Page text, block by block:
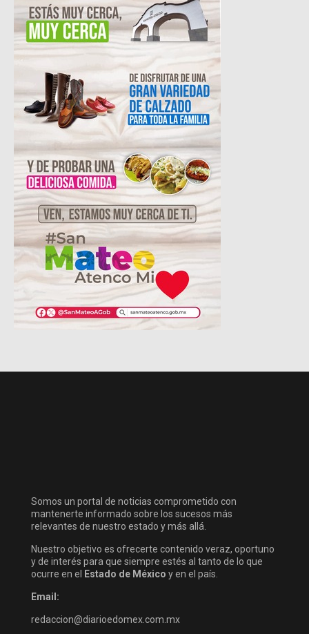
Somos un portal de noticias comprometido con
mantenerte informado sobre los sucesos más
relevantes de nuestro estado y más allá.
Nuestro objetivo es ofrecerte contenido veraz, oportuno
y de interés para que siempre estés al tanto de lo que
ocurre en el
Estado de México y en el país.
Email:
redaccion@diarioedomex.com.mx